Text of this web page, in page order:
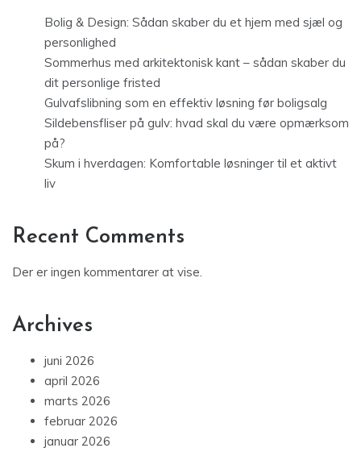
Bolig & Design: Sådan skaber du et hjem med sjæl og
personlighed
Sommerhus med arkitektonisk kant – sådan skaber du
dit personlige fristed
Gulvafslibning som en effektiv løsning før boligsalg
Sildebensfliser på gulv: hvad skal du være opmærksom
på?
Skum i hverdagen: Komfortable løsninger til et aktivt
liv
Recent Comments
Der er ingen kommentarer at vise.
Archives
juni 2026
april 2026
marts 2026
februar 2026
januar 2026